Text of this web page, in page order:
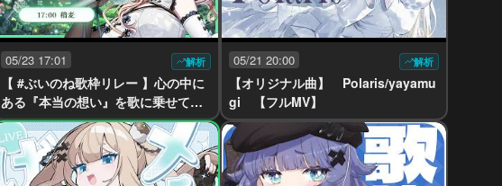
05/23 17:01 解析
【 #ぶいのね歌枠リレー 】心の中に
ある『本当の想い』を歌に乗せてき
みに届ける【#yayamugi】【#karao
ke】
05/21 20:00 解析
【オリジナル曲】 Polaris/yayamu
gi 【フルMV】